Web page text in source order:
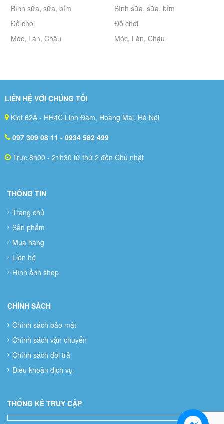
Bình sữa, sữa, bỉm
Đồ chơi
Móc, Làn, Chậu
Bình sữa, sữa, bỉm
Đồ chơi
Móc, Làn, Chậu
LIÊN HỆ VỚI CHÚNG TÔI
Kiot 62A - HH4C Linh Đàm, Hoàng Mai, Hà Nội
097 309 08 11 - 0934 582 499
Trực 8h00 - 21h30 từ thứ 2 đến Chủ nhật
THÔNG TIN
Trang chủ
Sản phẩm
Mua hàng
Liên hệ
Hình ảnh shop
CHÍNH SÁCH
Chính sách bảo mật
Chính sách vận chuyển
Chính sách đổi trả
Điều khoản dịch vụ
THỐNG KÊ TRUY CẬP